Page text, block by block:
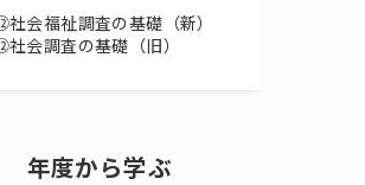
会福祉調査の基礎（新）
会調査の基礎（旧）
年度から学ぶ